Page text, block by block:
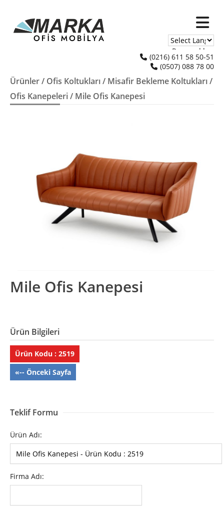
Powered by
Translate
(0216) 611 58 50-51
(0507) 088 78 00
Ürünler/ Ofis Koltukları/ Misafir Bekleme Koltukları/
Ofis Kanepeleri/ Mile Ofis Kanepesi
Mile Ofis Kanepesi
Ürün Bilgileri
Ürün Kodu : 2519
«-- Önceki Sayfa
Teklif Formu
Ürün Adı:
Firma Adı: